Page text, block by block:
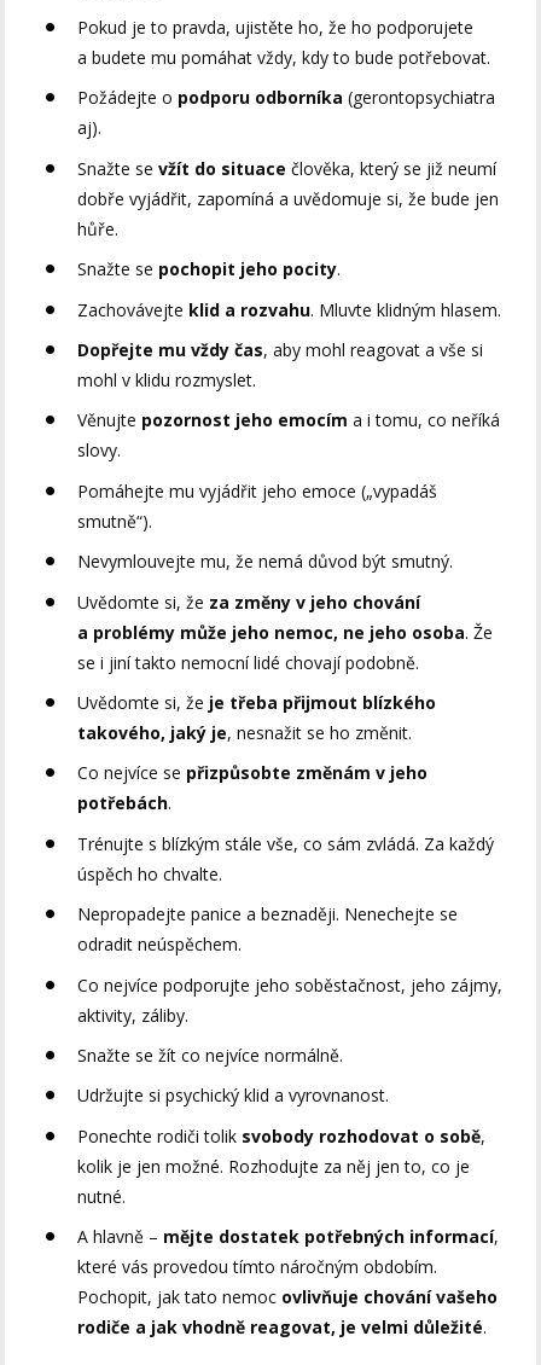
Pokud je to pravda, ujistěte ho, že ho podporujete
a budete mu pomáhat vždy, kdy to bude potřebovat.
Požádejte o podporu odborníka (gerontopsychiatra
aj).
Snažte sevžít do situace člověka, který se již neumí
dobře vyjádřit, zapomíná a uvědomuje si, že bude jen
hůře.
Snažte se pochopit jeho pocity.
Zachovávejte klid a rozvahu. Mluvte klidným hlasem.
Dopřejte mu vždy čas, aby mohl reagovat a vše si
mohl v klidu rozmyslet.
Věnujte pozornost jeho emocím a i tomu, co neříká
slovy.
Pomáhejte mu vyjádřit jeho emoce („vypadáš
smutně“).
Nevymlouvejte mu, že nemá důvod být smutný.
Uvědomte si, že za změny v jeho chování
a problémy může jeho nemoc, ne jeho osoba. Že
se i jiní takto nemocní lidé chovají podobně.
Uvědomte si, že je třeba přijmout blízkého
takového, jaký je, nesnažit se ho změnit.
Co nejvíce se přizpůsobte změnám v jeho
potřebách.
Trénujte s blízkým stále vše, co sám zvládá. Za každý
úspěch ho chvalte.
Nepropadejte panice a beznaději. Nenechejte se
odradit neúspěchem.
Co nejvíce podporujte jeho soběstačnost, jeho zájmy,
aktivity, záliby.
Snažte se žít co nejvíce normálně.
Udržujte si psychický klid a vyrovnanost.
Ponechte rodiči tolik svobody rozhodovat o sobě,
kolik je jen možné. Rozhodujte za něj jen to, co je
nutné.
A hlavně – mějte dostatek potřebných informací,
které vás provedou tímto náročným obdobím.
Pochopit, jak tato nemoc ovlivňuje chování vašeho
rodiče a jak vhodně reagovat, je velmi důležité.